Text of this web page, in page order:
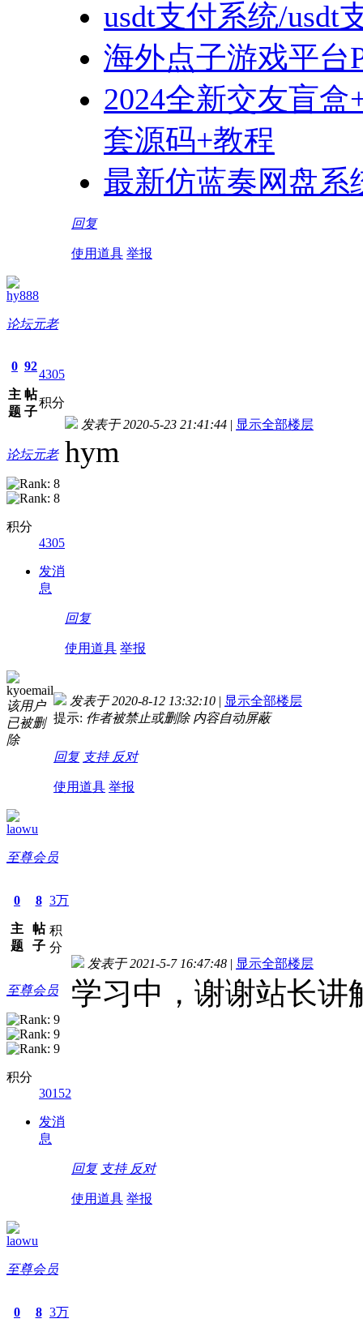
usdt支付系统/usdt
海外点子游戏平台
2024全新交友盲
套源码+教程
最新仿蓝奏网盘系
回复
使用道具 举报
hy888
论坛元老
0
主
题
92
帖
子
4305
积分
论坛元老
积分
4305
发消
息
发表于 2020-5-23 21:41:44 | 显示全部楼层
hym
回复
使用道具 举报
kyoemail
该用户
已被删
除
发表于 2020-8-12 13:32:10 | 显示全部楼层
提示: 作者被禁止或删除 内容自动屏蔽
回复 支持 反对
使用道具 举报
laowu
至尊会员
0
主
题
8
帖
子
3万
积
分
至尊会员
积分
30152
发消
息
发表于 2021-5-7 16:47:48 | 显示全部楼层
学习中，谢谢站长讲
回复 支持 反对
使用道具 举报
laowu
至尊会员
0 8 3万